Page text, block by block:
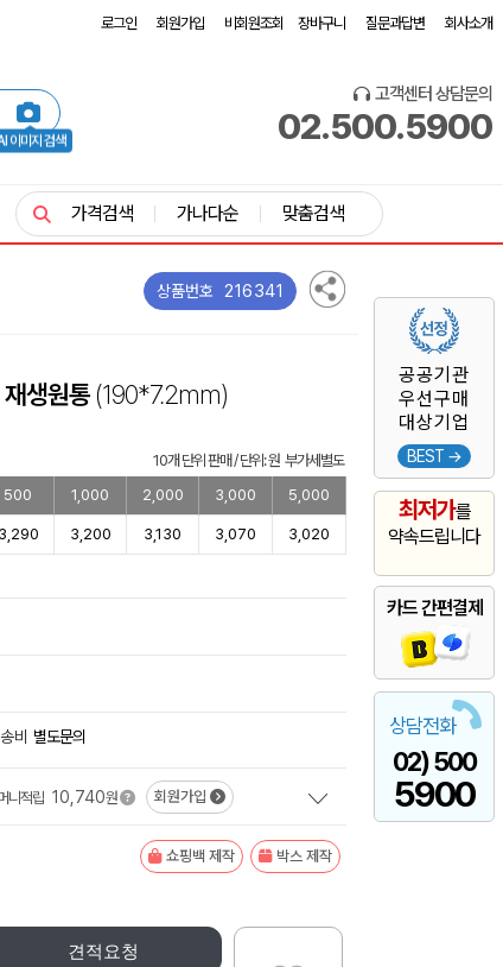
로그인 회원가입 비회원조회 장바구니 질문과답변 회사소개
이미지 검색
고객센터 상담문의
02.500.5900
공공기관
우선구매
대상기업
BEST →
최저가를
약속드립니다
카드 간편결제
상담전화
02) 500
5900
가격검색 가나다순 맞춤검색
상품번호 216341
생원통(190*7.2mm)
10개 단위 판매 / 단위: 원 부가세별도
500 1,000 2,000 3,000 5,000
3,290 3,200 3,130 3,070 3,020
비 별도문의
니적립 10,740원 회원가입
쇼핑백 제작 박스 제작
견적요청